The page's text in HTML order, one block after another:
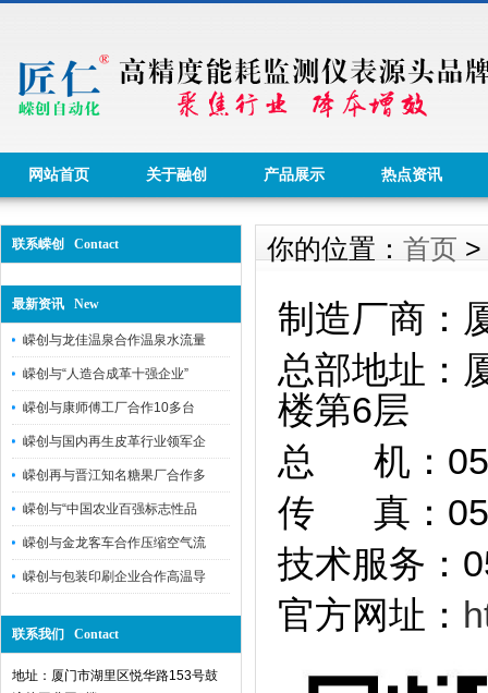
网站首页 关于融创 产品展示 热点资讯
联系嵘创 Contact
最新资讯 New
嵘创与龙佳温泉合作温泉水流量
嵘创与“人造合成革十强企业”
嵘创与康师傅工厂合作10多台
嵘创与国内再生皮革行业领军企
嵘创再与晋江知名糖果厂合作多
嵘创与“中国农业百强标志性品
嵘创与金龙客车合作压缩空气流
嵘创与包装印刷企业合作高温导
联系我们 Contact
地址：厦门市湖里区悦华路153号鼓
你的位置： 首页 >
制造厂商 ：
总部地址：
楼第6层
总 机 ：
传 真：
技术服务：
官方网址：